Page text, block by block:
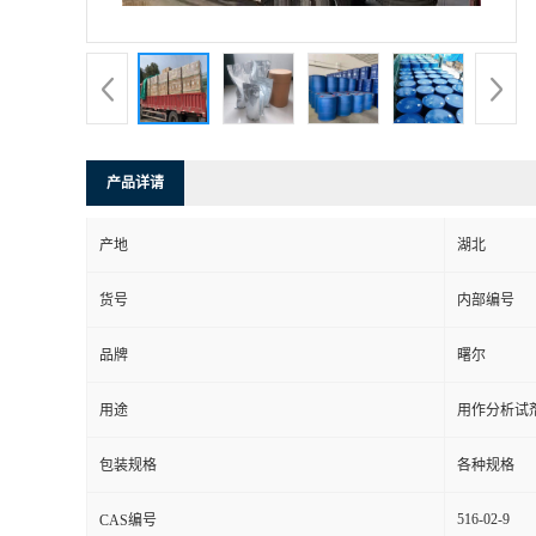
产品详请
产地 湖北
货号 内部编号
品牌 曙尔
用途 用作分析试
包装规格 各种规格
CAS编号 516-02-9